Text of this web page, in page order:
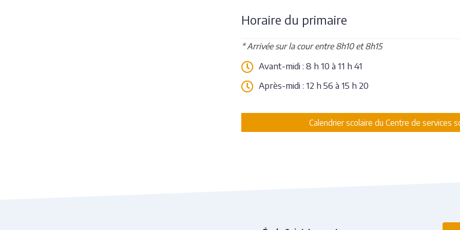
Horaire du primaire
* Arrivée sur la cour entre 8h10 et 8h15
Avant-midi : 8 h 10 à 11 h 41
Après-midi : 12 h 56 à 15 h 20
Calendrier scolaire du Centre de services